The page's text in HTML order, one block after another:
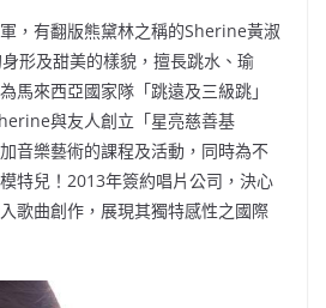
，有翻版熊黛林之稱的Sherine黃淑
形及甜美的樣貌，擅長跳水、瑜
馬來西亞國家隊「跳遠及三級跳」
與友人創立「星亮慈善基
音樂藝術的課程及活動，同時為不
特兒！2013年簽約唱片公司，決心
歌曲創作，展現其獨特感性之國際